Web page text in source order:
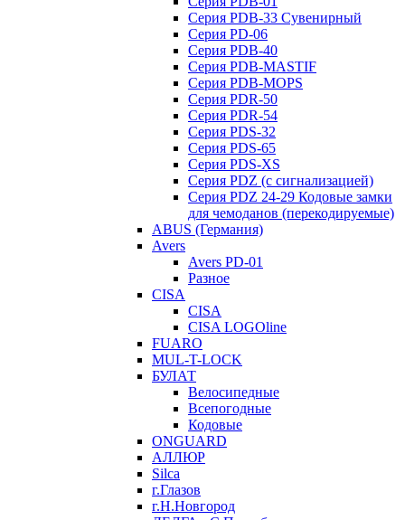
Серия PDB-33 Сувенирный
Серия PD-06
Серия PDB-40
Серия PDB-MASTIF
Серия PDB-MOPS
Серия PDR-50
Серия PDR-54
Серия PDS-32
Серия PDS-65
Серия PDS-XS
Серия PDZ (с сигнализацией)
Серия PDZ 24-29 Кодовые замки
для чемоданов (перекодируемые)
ABUS (Германия)
Avers
Avers PD-01
Разное
CISA
CISA
CISA LOGOline
FUARO
MUL-T-LOCK
БУЛАТ
Велосипедные
Всепогодные
Кодовые
ONGUARD
АЛЛЮР
Silca
г.Глазов
г.Н.Новгород